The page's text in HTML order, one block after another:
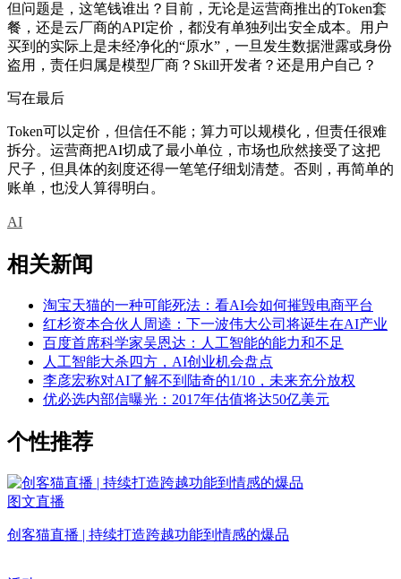
但问题是，这笔钱谁出？目前，无论是运营商推出的Token套
餐，还是云厂商的API定价，都没有单独列出安全成本。用户
买到的实际上是未经净化的“原水”，一旦发生数据泄露或身份
盗用，责任归属是模型厂商？Skill开发者？还是用户自己？
写在最后
Token可以定价，但信任不能；算力可以规模化，但责任很难
拆分。运营商把AI切成了最小单位，市场也欣然接受了这把
尺子，但具体的刻度还得一笔笔仔细划清楚。否则，再简单的
账单，也没人算得明白。
AI
相关新闻
淘宝天猫的一种可能死法：看AI会如何摧毁电商平台
红杉资本合伙人周逵：下一波伟大公司将诞生在AI产业
百度首席科学家吴恩达：人工智能的能力和不足
人工智能大杀四方，AI创业机会盘点
李彦宏称对AI了解不到陆奇的1/10，未来充分放权
优必选内部信曝光：2017年估值将达50亿美元
个性推荐
图文直播
创客猫直播 | 持续打造跨越功能到情感的爆品